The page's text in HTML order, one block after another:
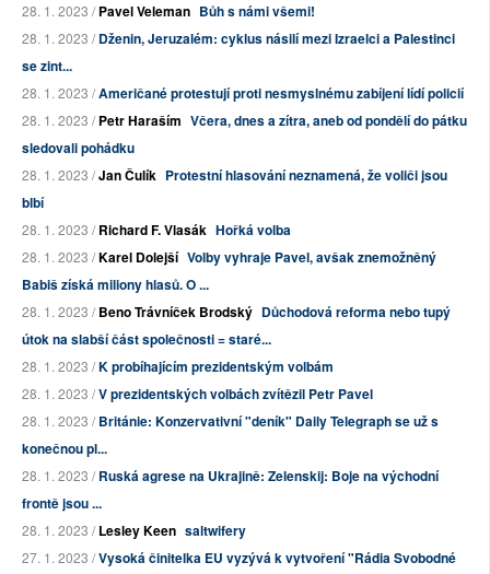
28. 1. 2023 /Pavel Veleman Bůh s námi všemi!
28. 1. 2023 /Dženin, Jeruzalém: cyklus násilí mezi Izraelci a Palestinci
se zint...
28. 1. 2023 /Američané protestují proti nesmyslnému zabíjení lídí policií
28. 1. 2023 /Petr Haraším Včera, dnes a zítra, aneb od pondělí do pátku
sledovali pohádku
28. 1. 2023 /Jan Čulík Protestní hlasování neznamená, že voliči jsou
blbí
28. 1. 2023 /Richard F. Vlasák Hořká volba
28. 1. 2023 /Karel Dolejší Volby vyhraje Pavel, avšak znemožněný
Babiš získá miliony hlasů. O ...
28. 1. 2023 /Beno Trávníček Brodský Důchodová reforma nebo tupý
útok na slabší část společnosti = staré...
28. 1. 2023 /K probíhajícím prezidentským volbám
28. 1. 2023 /V prezidentských volbách zvítězil Petr Pavel
28. 1. 2023 /Británie: Konzervativní "deník" Daily Telegraph se už s
konečnou pl...
28. 1. 2023 /Ruská agrese na Ukrajině: Zelenskij: Boje na východní
frontě jsou ...
28. 1. 2023 /Lesley Keen saltwifery
27. 1. 2023 /Vysoká činitelka EU vyzývá k vytvoření "Rádia Svobodné